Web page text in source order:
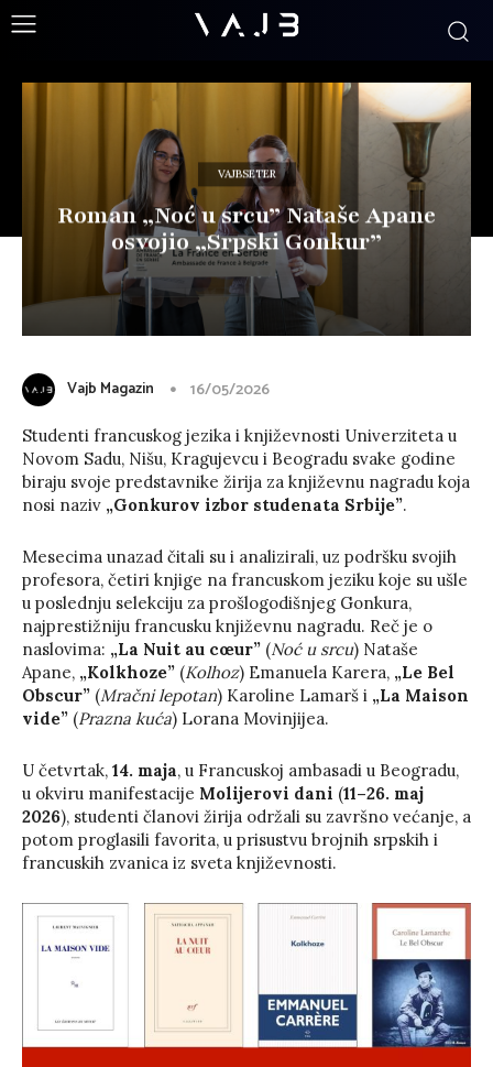
VAJBSETER
Roman „Noć u srcu” Nataše Apane
osvojio „Srpski Gonkur”
Vajb Magazin 16/05/2026
Studenti francuskog jezika i književnosti Univerziteta u
Novom Sadu, Nišu, Kragujevcu i Beogradu svake godine
biraju svoje predstavnike žirija za književnu nagradu koja
nosi naziv „Gonkurov izbor studenata Srbije”.
Mesecima unazad čitali su i analizirali, uz podršku svojih
profesora, četiri knjige na francuskom jeziku koje su ušle
u poslednju selekciju za prošlogodišnjeg Gonkura,
najprestižniju francusku književnu nagradu. Reč je o
naslovima: „La Nuit au cœur” (Noć u srcu) Nataše
Apane, „Kolkhoze” (Kolhoz) Emanuela Karera, „Le Bel
Obscur” (Mračni lepotan) Karoline Lamarš i „La Maison
vide” (Prazna kuća) Lorana Movinjijea.
U četvrtak, 14. maja, u Francuskoj ambasadi u Beogradu,
u okviru manifestacije Molijerovi dani (11–26. maj
2026), studenti članovi žirija održali su završno većanje, a
potom proglasili favorita, u prisustvu brojnih srpskih i
francuskih zvanica iz sveta književnosti.